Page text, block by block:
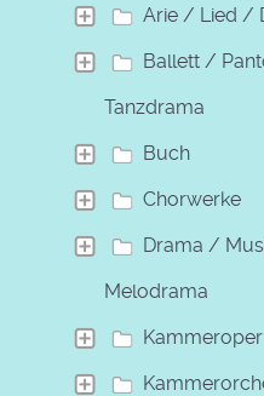
Arie / Lied /
Ballett /
Tanzdrama
Buch
Chorwerke
Drama /
Melodrama
Kammeroper